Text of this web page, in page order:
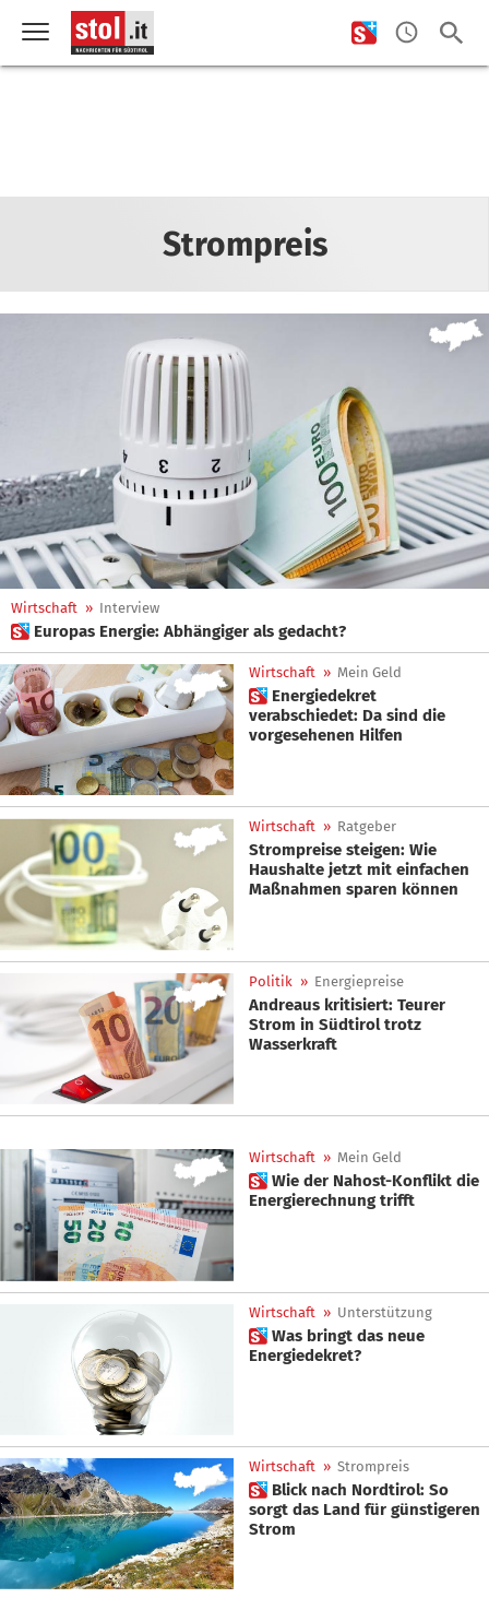
Strompreis
Wirtschaft » Interview
 Europas Energie: Abhängiger als gedacht?
Wirtschaft » Mein Geld
 Energiedekret
verabschiedet: Da sind die
vorgesehenen Hilfen
Wirtschaft » Ratgeber
Strompreise steigen: Wie
Haushalte jetzt mit einfachen
Maßnahmen sparen können
Politik » Energiepreise
Andreaus kritisiert: Teurer
Strom in Südtirol trotz
Wasserkraft
Wirtschaft » Mein Geld
 Wie der Nahost-Konflikt die
Energierechnung trifft
Wirtschaft » Unterstützung
 Was bringt das neue
Energiedekret?
Wirtschaft » Strompreis
 Blick nach Nordtirol: So
sorgt das Land für günstigeren
Strom